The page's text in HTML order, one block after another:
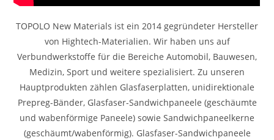
TOPOLO New Materials ist ein 2014 gegründeter Hersteller
von Hightech-Materialien. Wir haben uns auf
Verbundwerkstoffe für die Bereiche Automobil, Bauwesen,
Medizin, Sport und weitere spezialisiert. Zu unseren
Hauptprodukten zählen Glasfaserplatten, unidirektionale
Prepreg-Bänder, Glasfaser-Sandwichpaneele (geschäumte
und wabenförmige Paneele) sowie Sandwichpaneelkerne
(geschäumt/wabenförmig). Glasfaser-Sandwichpaneele